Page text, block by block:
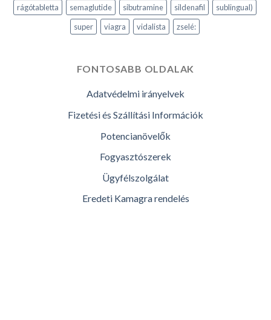
rágótabletta
semaglutide sibutramine sildenafil
sublingual)
super
viagra vidalista zselé:
FONTOSABB OLDALAK
Adatvédelmi irányelvek
Fizetési és Szállítási Információk
Potencianövelők
Fogyasztószerek
Ügyfélszolgálat
Eredeti Kamagra rendelés